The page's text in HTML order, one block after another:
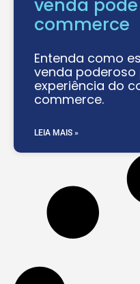
venda
commerce
Entenda como
venda
experiência do
commerce.
LEIA MAIS »